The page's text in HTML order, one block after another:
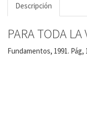
Descripción
PARA TODA LA
Fundamentos, 1991. Pág,